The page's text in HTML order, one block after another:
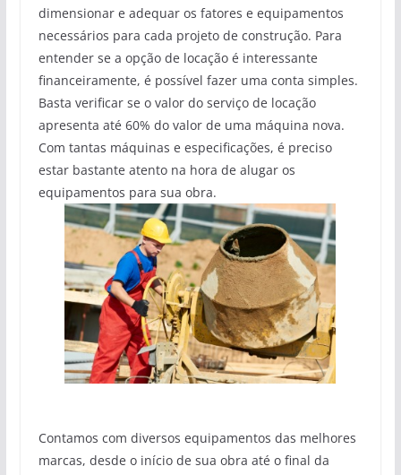
dimensionar e adequar os fatores e equipamentos
necessários para cada projeto de construção. Para
entender se a opção de locação é interessante
financeiramente, é possível fazer uma conta simples.
Basta verificar se o valor do serviço de locação
apresenta até 60% do valor de uma máquina nova.
Com tantas máquinas e especificações, é preciso
estar bastante atento na hora de alugar os
equipamentos para sua obra.
Contamos com diversos equipamentos das melhores
marcas, desde o início de sua obra até o final da